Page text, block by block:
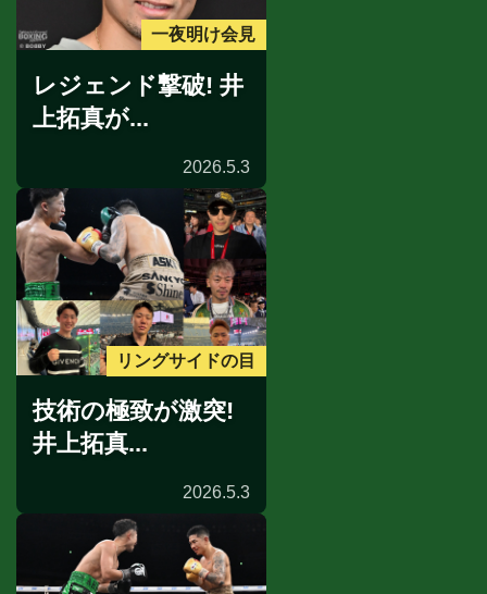
一夜明け会見
レジェンド撃破! 井
上拓真が...
2026.5.3
リングサイドの目
技術の極致が激突!
井上拓真...
2026.5.3